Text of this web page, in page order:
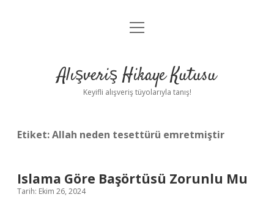
Anasayfa
Yasal Uyarı
menüyü
Alışveriş Hikaye Kutusu
Keyifli alışveriş tüyolarıyla tanış!
Etiket:Allah neden tesettürü emretmiştir
Islama Göre Başörtüsü Zorunlu Mu
Tarih: Ekim 26, 2024